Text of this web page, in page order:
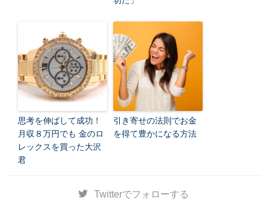
思考を伸ばして成功！
月収８万円でも 金のロ
レックスを買った大沢
君
引き寄せの法則でお金
を得て豊かになる方法
Twitterでフォローする